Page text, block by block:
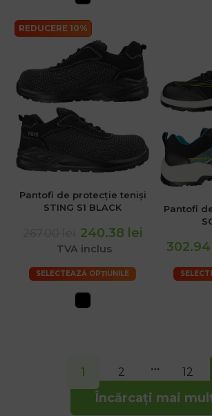
REDUCERE 10%
Pantofi de protecție teniși
STING S1 BLACK
240.38 lei
TVA inclus
SELECTEAZĂ OPȚIUNILE
Pantofi
Încărcați mai
1 2 … 12